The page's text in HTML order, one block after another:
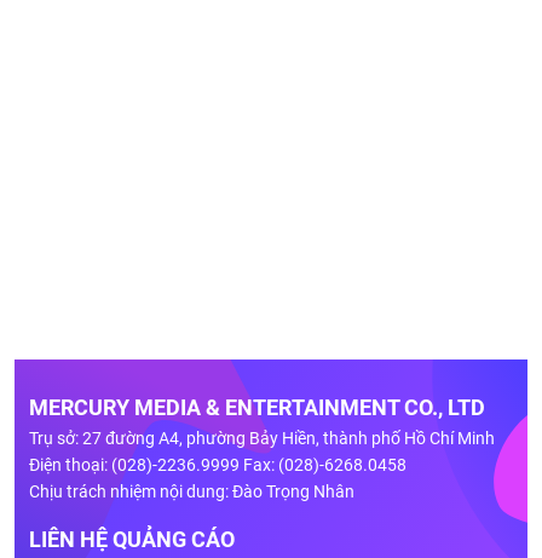
MERCURY MEDIA & ENTERTAINMENT CO., LTD
Trụ sở: 27 đường A4, phường Bảy Hiền, thành phố Hồ Chí Minh
Điện thoại: (028)-2236.9999 Fax: (028)-6268.0458
Chịu trách nhiệm nội dung: Đào Trọng Nhân
LIÊN HỆ QUẢNG CÁO